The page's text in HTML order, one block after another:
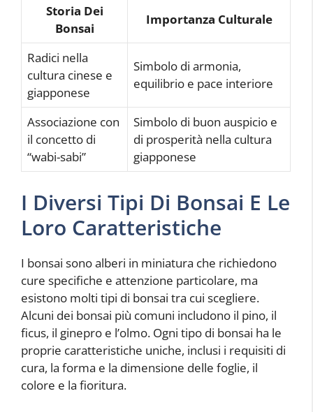
Storia Dei
Bonsai
Importanza Culturale
Radici nella
cultura cinese e
giapponese
Simbolo di armonia,
equilibrio e pace interiore
Associazione con
il concetto di
“wabi-sabi”
Simbolo di buon auspicio e
di prosperità nella cultura
giapponese
I Diversi Tipi Di Bonsai E Le
Loro Caratteristiche
I bonsai sono alberi in miniatura che richiedono
cure specifiche e attenzione particolare, ma
esistono molti tipi di bonsai tra cui scegliere.
Alcuni dei bonsai più comuni includono il pino, il
ficus, il ginepro e l’olmo. Ogni tipo di bonsai ha le
proprie caratteristiche uniche, inclusi i requisiti di
cura, la forma e la dimensione delle foglie, il
colore e la fioritura.